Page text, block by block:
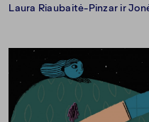
Laura Riaubaitė-Pinzar ir